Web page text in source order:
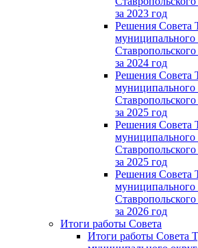
за 2023 год
Решения Совета
муниципального
за 2024 год
Решения Совета
муниципального
за 2025 год
Решения Совета
муниципального
за 2025 год
Решения Совета
муниципального
за 2026 год
Итоги работы Совета
Итоги работы Совета